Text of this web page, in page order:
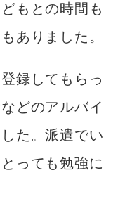
もとの時間も
ありました。
録してもらっ
どのアルバイ
た。派遣でい
っても勉強に